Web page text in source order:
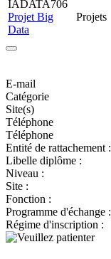
IADATA706
Projet Big
Data
Projets
E-mail
Catégorie
Site(s)
Téléphone
Téléphone
Entité de rattachement :
Libelle diplôme :
Niveau :
Site :
Fonction :
Programme d'échange :
Régime d'inscription :